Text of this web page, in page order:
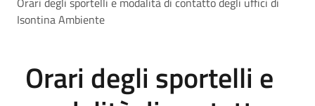
Isontina Ambiente
Orari degli sportelli e